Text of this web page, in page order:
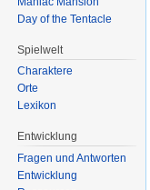
Day of the Tentacle
Spielwelt
Charaktere
Orte
Lexikon
Entwicklung
Fragen und Antworten
Entwicklung